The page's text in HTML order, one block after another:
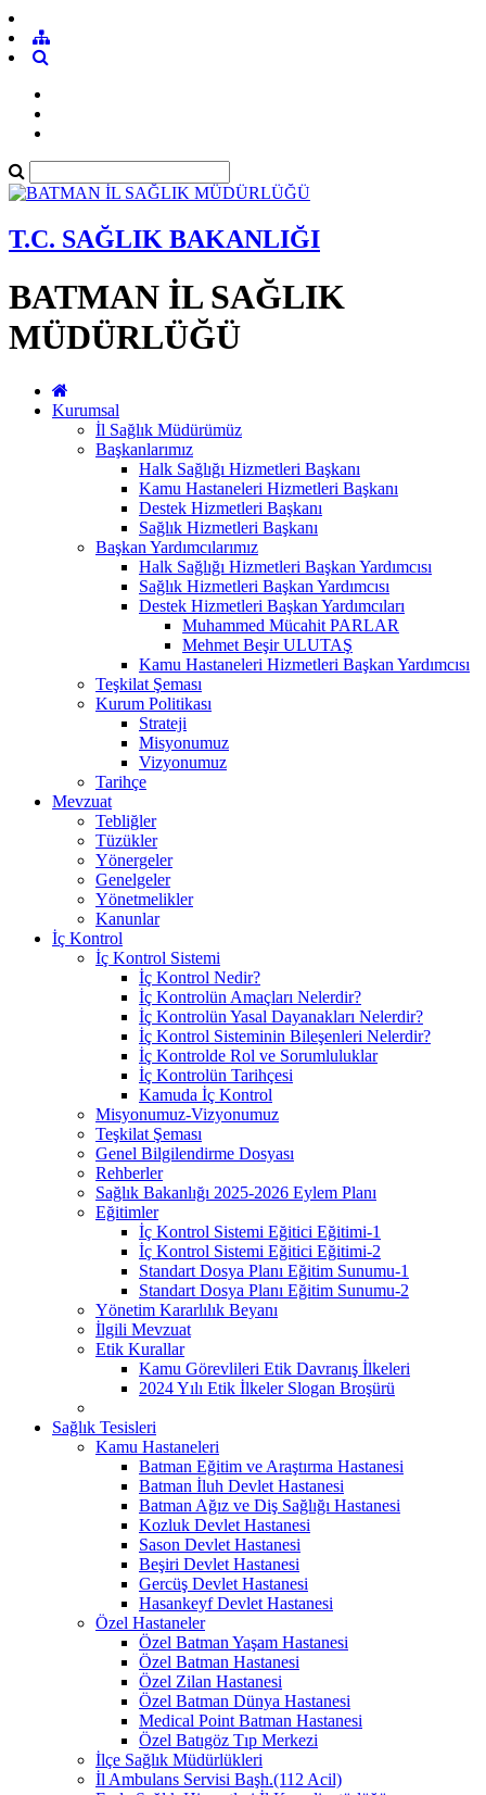
T.C. SAĞLIK BAKANLIĞI
BATMAN İL SAĞLIK
MÜDÜRLÜĞÜ
Kurumsal
İl Sağlık Müdürümüz
Başkanlarımız
Halk Sağlığı Hizmetleri Başkanı
Kamu Hastaneleri Hizmetleri Başkanı
Destek Hizmetleri Başkanı
Sağlık Hizmetleri Başkanı
Başkan Yardımcılarımız
Halk Sağlığı Hizmetleri Başkan Yardımcısı
Sağlık Hizmetleri Başkan Yardımcısı
Destek Hizmetleri Başkan Yardımcıları
Muhammed Mücahit PARLAR
Mehmet Beşir ULUTAŞ
Kamu Hastaneleri Hizmetleri Başkan Yardımcısı
Teşkilat Şeması
Kurum Politikası
Strateji
Misyonumuz
Vizyonumuz
Tarihçe
Mevzuat
Tebliğler
Tüzükler
Yönergeler
Genelgeler
Yönetmelikler
Kanunlar
İç Kontrol
İç Kontrol Sistemi
İç Kontrol Nedir?
İç Kontrolün Amaçları Nelerdir?
İç Kontrolün Yasal Dayanakları Nelerdir?
İç Kontrol Sisteminin Bileşenleri Nelerdir?
İç Kontrolde Rol ve Sorumluluklar
İç Kontrolün Tarihçesi
Kamuda İç Kontrol
Misyonumuz-Vizyonumuz
Teşkilat Şeması
Genel Bilgilendirme Dosyası
Rehberler
Sağlık Bakanlığı 2025-2026 Eylem Planı
Eğitimler
İç Kontrol Sistemi Eğitici Eğitimi-1
İç Kontrol Sistemi Eğitici Eğitimi-2
Standart Dosya Planı Eğitim Sunumu-1
Standart Dosya Planı Eğitim Sunumu-2
Yönetim Kararlılık Beyanı
İlgili Mevzuat
Etik Kurallar
Kamu Görevlileri Etik Davranış İlkeleri
2024 Yılı Etik İlkeler Slogan Broşürü
Sağlık Tesisleri
Kamu Hastaneleri
Batman Eğitim ve Araştırma Hastanesi
Batman İluh Devlet Hastanesi
Batman Ağız ve Diş Sağlığı Hastanesi
Kozluk Devlet Hastanesi
Sason Devlet Hastanesi
Beşiri Devlet Hastanesi
Gercüş Devlet Hastanesi
Hasankeyf Devlet Hastanesi
Özel Hastaneler
Özel Batman Yaşam Hastanesi
Özel Batman Hastanesi
Özel Zilan Hastanesi
Özel Batman Dünya Hastanesi
Medical Point Batman Hastanesi
Özel Batıgöz Tıp Merkezi
İlçe Sağlık Müdürlükleri
İl Ambulans Servisi Başh.(112 Acil)